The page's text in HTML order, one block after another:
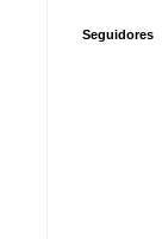
Seguidores